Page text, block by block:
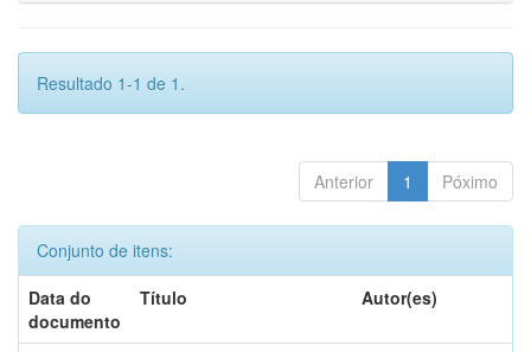
Resultado 1-1 de 1.
Anterior 1 Póximo
Conjunto de itens:
Data do
documento
Título Autor(es)